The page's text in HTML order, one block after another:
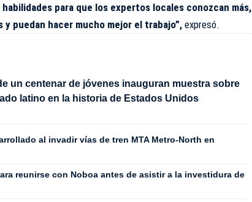
para que los expertos locales conozcan más,
y puedan hacer mucho mejor el trabajo”,expresó.
un centenar de jóvenes inauguran muestra sobre
latino en la historia de Estados Unidos
al invadir vías de tren MTA Metro-North en
reunirse con Noboa antes de asistir a la investidura de